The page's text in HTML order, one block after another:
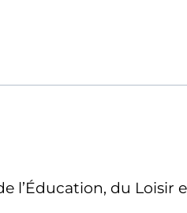
l’Éducation, du